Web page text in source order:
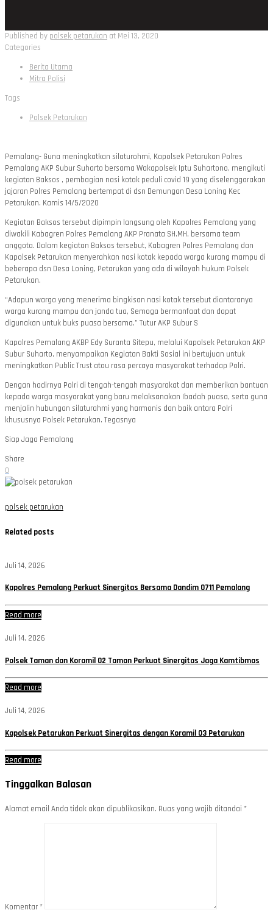
Published by polsek petarukan at Mei 13, 2020
Categories
Berita Utama
Mitra Polisi
Tags
Polsek Petarukan
Pemalang- Guna meningkatkan silaturohmi, Kapolsek Petarukan Polres
Pemalang AKP Subur Suharto bersama Wakapolsek Iptu Suhartono, mengikuti
kegiatan Baksos , pembagian nasi kotak peduli covid 19 yang diselenggarakan
jajaran Polres Pemalang bertempat di dsn Demungan Desa Loning Kec
Petarukan. Kamis 14/5/2020
Kegiatan Baksos tersebut dipimpin langsung oleh Kapolres Pemalang yang
diwakili Kabagren Polres Pemalang AKP Pranata SH.MH, bersama team
anggota. Dalam kegiatan Baksos tersebut, Kabagren Polres Pemalang dan
Kapolsek Petarukan menyerahkan nasi kotak kepada warga kurang mampu di
beberapa dsn Desa Loning, Petarukan yang ada di wilayah hukum Polsek
Petarukan.
“Adapun warga yang menerima bingkisan nasi kotak tersebut diantaranya
warga kurang mampu dan janda tua, Semoga bermanfaat dan dapat
digunakan untuk buks puasa bersama.” Tutur AKP Subur S
Kapolres Pemalang AKBP Edy Suranta Sitepu, melalui Kapolsek Petarukan AKP
Subur Suharto, menyampaikan Kegiatan Bakti Sosial ini bertujuan untuk
meningkatkan Public Trust atau rasa percaya masyarakat terhadap Polri.
Dengan hadirnya Polri di tengah-tengah masyarakat dan memberikan bantuan
kepada warga masyarakat yang baru melaksanakan Ibadah puasa, serta guna
menjalin hubungan silaturahmi yang harmonis dan baik antara Polri
khususnya Polsek Petarukan. Tegasnya
Siap Jaga Pemalang
Share
0
polsek petarukan
Related posts
Juli 14, 2026
Kapolres Pemalang Perkuat Sinergitas Bersama Dandim 0711 Pemalang
Read more
Juli 14, 2026
Polsek Taman dan Koramil 02 Taman Perkuat Sinergitas Jaga Kamtibmas
Read more
Juli 14, 2026
Kapolsek Petarukan Perkuat Sinergitas dengan Koramil 03 Petarukan
Read more
Tinggalkan Balasan
Alamat email Anda tidak akan dipublikasikan. Ruas yang wajib ditandai *
Komentar*